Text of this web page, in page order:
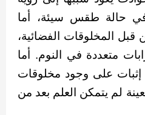
حالة طقس سيئة، أما
المخلوقات الفضائية،
متعددة في النوم. أما
إثبات على وجود مخلوقات
لم يتمكن العلم بعد من